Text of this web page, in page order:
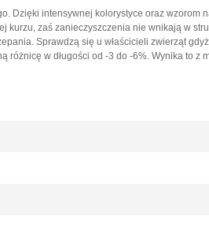
Dzięki intensywnej kolorystyce oraz wzorom
kurzu, zaś zanieczyszczenia nie wnikają w
Sprawdzą się u właścicieli zwierząt
w długości od -3 do -6%. Wynika to z